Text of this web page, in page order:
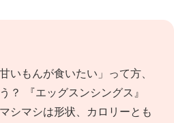
いもんが食いたい」って方、
？ 『エッグスンシングス』
シマシは形状、カロリーとも